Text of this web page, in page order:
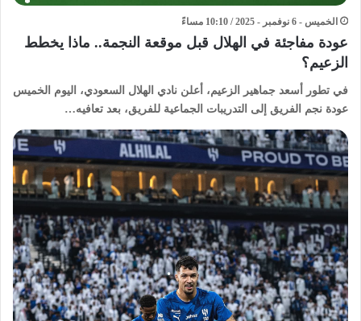
الخميس - 6 نوفمبر - 2025 / 10:10 مساءً
عودة مفاجئة في الهلال قبل موقعة النجمة.. ماذا يخطط
الزعيم؟
في تطور أسعد جماهير الزعيم، أعلن نادي الهلال السعودي، اليوم الخميس
عودة نجم الفريق إلى التدريبات الجماعية للفريق، بعد تعافيه…